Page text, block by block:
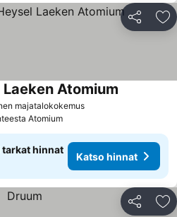
Jaa
majatalokokemus
Atomium
Atomium
tarkat hinnat
Katso hinnat
Jaa